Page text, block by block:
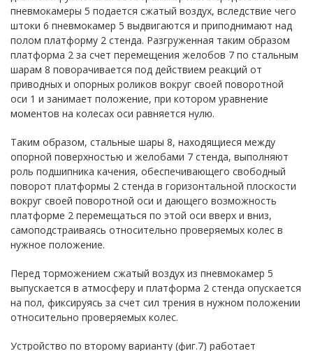
пневмокамеры 5 подается сжатый воздух, вследствие чего
штоки 6 пневмокамер 5 выдвигаются и приподнимают над
полом платформу 2 стенда. Разгруженная таким образом
платформа 2 за счет перемещения желобов 7 по стальным
шарам 8 поворачивается под действием реакций от
приводных и опорных роликов вокруг своей поворотной
оси 1 и занимает положение, при котором уравнение
моментов на колесах оси равняется нулю.
Таким образом, стальные шары 8, находящиеся между
опорной поверхностью и желобами 7 стенда, выполняют
роль подшипника качения, обеспечивающего свободный
поворот платформы 2 стенда в горизонтальной плоскости
вокруг своей поворотной оси и дающего возможность
платформе 2 перемещаться по этой оси вверх и вниз,
самоподстраиваясь относительно проверяемых колес в
нужное положение.
Перед торможением сжатый воздух из пневмокамер 5
выпускается в атмосферу и платформа 2 стенда опускается
на пол, фиксируясь за счет сил трения в нужном положении
относительно проверяемых колес.
Устройство по второму варианту (фиг.7) работает